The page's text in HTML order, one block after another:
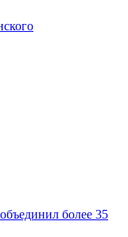
более 35